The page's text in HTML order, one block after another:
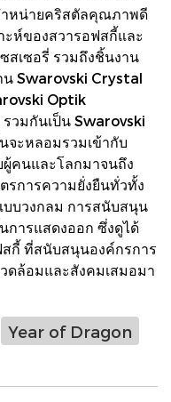
ำหน่ายคริสตัลคุณภาพดี
ห์ของสวารอฟสกี้และ
สเซอรี่ รวมถึงชิ้นงาน
Swarovski Crystal
Optik
วมกันเป็น Swarovski
จะหลอมรวมเข้ากับ
คนและโลกมาจนถึง
รการความยั่งยืนทั่วทั้ง
บวงกลม การสนับสนุน
การแสดงออก ซึ่งดูได้
กี้ ที่สนับสนุนองค์กรการ
ดล้อมและสังคมเสมอมา
Year of Dragon